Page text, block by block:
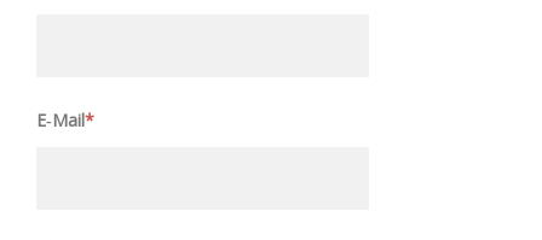
E‑Mail*